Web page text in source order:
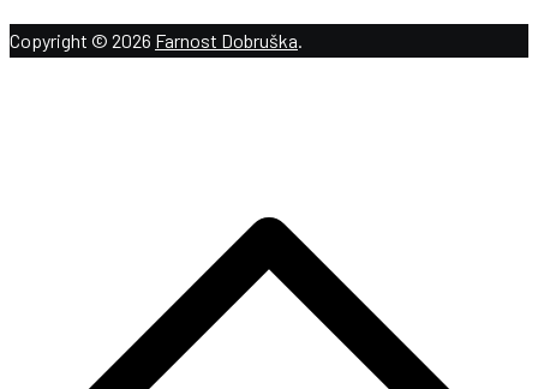
Copyright © 2026 Farnost Dobruška